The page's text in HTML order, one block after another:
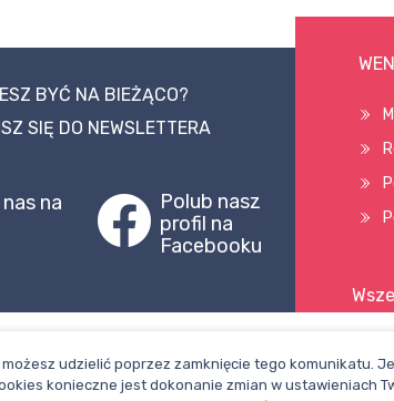
BYĆ NA BIEŻĄCO?
SIĘ DO NEWSLETTERA
na
Polub nasz
profil na
Facebooku
udzielić poprzez zamknięcie tego komunikatu.
konieczne jest dokonanie zmian w ustawieniach